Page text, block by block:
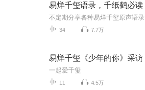
易烊千玺语录，千纸鹤必读
不定期分享各种易烊千玺原声语录
34 7.7万
易烊千玺《少年的你》采访
一起爱千玺
11 4.5万